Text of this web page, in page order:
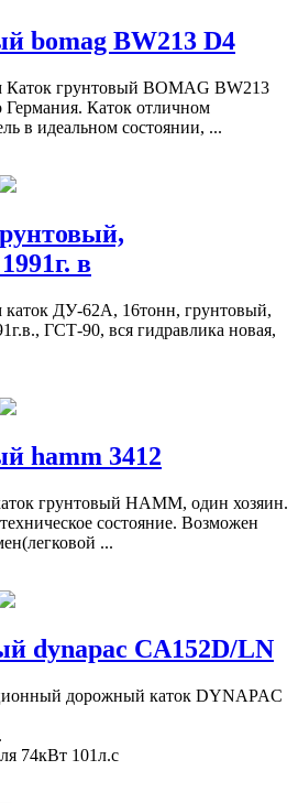
bomag BW213 D4
Каток грунтовый BOMAG BW213
Германия. Каток отличном
в идеальном состоянии, ...
в
каток ДУ-62А, 16тонн, грунтовый,
ГСТ-90, вся гидравлика новая,
hamm 3412
грунтовый HAMM, один хозяин.
состояние. Возможен
...
dynapac CA152D/LN
дорожный каток DYNAPAC
74кВт 101л.с